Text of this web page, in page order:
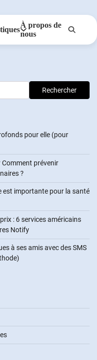
À propos de
nous
Rechercher
pour elle (pour
Comment prévenir
?
est importante pour la santé
: 6 services américains
Notify
à ses amis avec des SMS